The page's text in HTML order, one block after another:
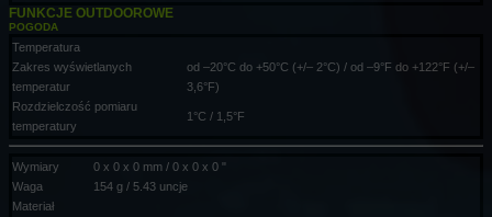
FUNKCJE OUTDOOROWE
POGODA
Temperatura
Zakres wyświetlanych
temperatur
od –20°C do +50°C (+/– 2°C) / od –9°F do +122°F (+/–
3,6°F)
Rozdzielczość pomiaru
temperatury
1°C / 1,5°F
Wymiary
0 x 0 x 0 mm / 0 x 0 x 0 "
Waga
154 g / 5.43 uncje
Materiał